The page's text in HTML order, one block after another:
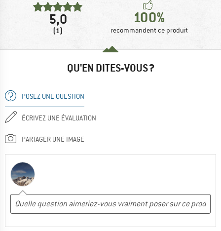
5,0
(1)
100%
recommandent ce produit
QU'EN DITES-VOUS ?
POSEZ UNE QUESTION
ÉCRIVEZ UNE ÉVALUATION
PARTAGER UNE IMAGE